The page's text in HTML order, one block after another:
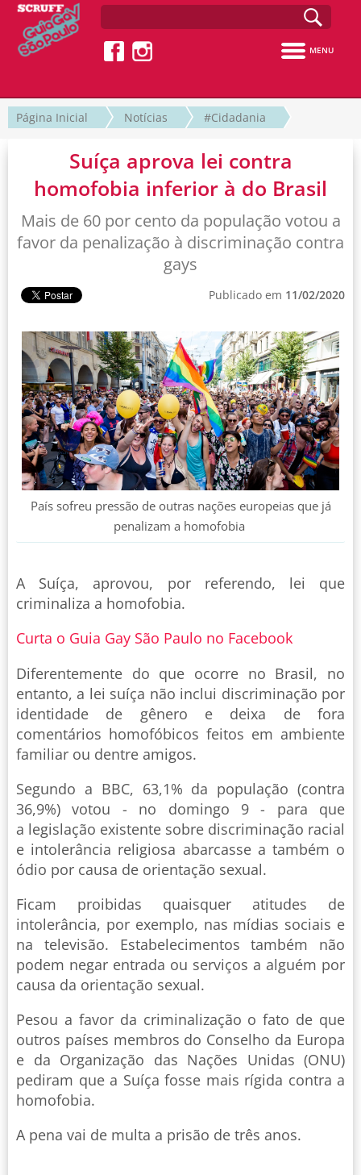
MENU
Página Inicial Notícias #Cidadania
Suíça aprova lei contra
homofobia inferior à do Brasil
Mais de 60 por cento da população votou a
favor da penalização à discriminação contra
gays
Publicado em 11/02/2020
País sofreu pressão de outras nações europeias que já
penalizam a homofobia
A Suíça, aprovou, por referendo, lei que
criminaliza a homofobia.
Curta o Guia Gay São Paulo no Facebook
Diferentemente do que ocorre no Brasil, no
entanto, a lei suíça não inclui discriminação por
identidade de gênero e deixa de fora
comentários homofóbicos feitos em ambiente
familiar ou dentre amigos.
Segundo a BBC, 63,1% da população (contra
36,9%) votou - no domingo 9 - para que
a legislação existente sobre discriminação racial
e intolerância religiosa abarcasse a também o
ódio por causa de orientação sexual.
Ficam proibidas quaisquer atitudes de
intolerância, por exemplo, nas mídias sociais e
na televisão. Estabelecimentos também não
podem negar entrada ou serviços a alguém por
causa da orientação sexual.
Pesou a favor da criminalização o fato de que
outros países membros do Conselho da Europa
e da Organização das Nações Unidas (ONU)
pediram que a Suíça fosse mais rígida contra a
homofobia.
A pena vai de multa a prisão de três anos.